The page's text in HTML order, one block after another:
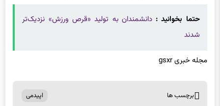
حتما بخوانید :دانشمندان به تولید «قرص ورزش» نزدیک‌تر
شدند
مجله خبری gsxr
برچسب ها اپیدمی